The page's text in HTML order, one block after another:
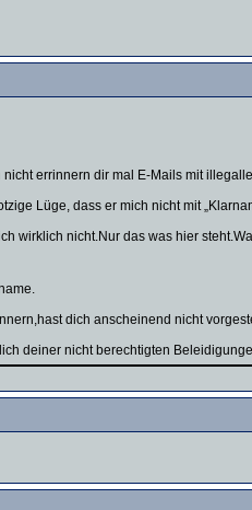
errinnern dir mal E-Mails mit
Lüge, dass er mich nicht mit
wirklich nicht.Nur das was hier
dich anscheinend nicht
deiner nicht berechtigten